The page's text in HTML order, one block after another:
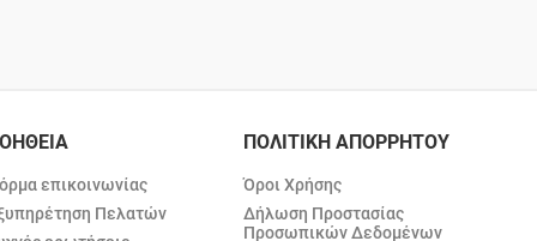
επικοινωνίας
Πελατών
ΠΟΛΙΤΙΚΗ ΑΠΟΡΡΗΤΟΥ
Όροι Χρήσης
Δήλωση Προστασίας
Προσωπικών Δεδομένων